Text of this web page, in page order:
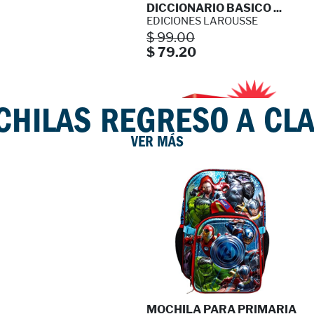
PACK 4 PRIM. LA GUI ...
$ 410.00
DICCIONARIO BASICO ...
EDICIONES LAROUSSE
$ 99.00
$ 79.20
LAROUSSE DICCIONARI ...
EDICIONES LAROUSSE
$ 115.00
$ 92.00
REGRESO A
VER MÁS
MOCHILA PARA PRIMARIA